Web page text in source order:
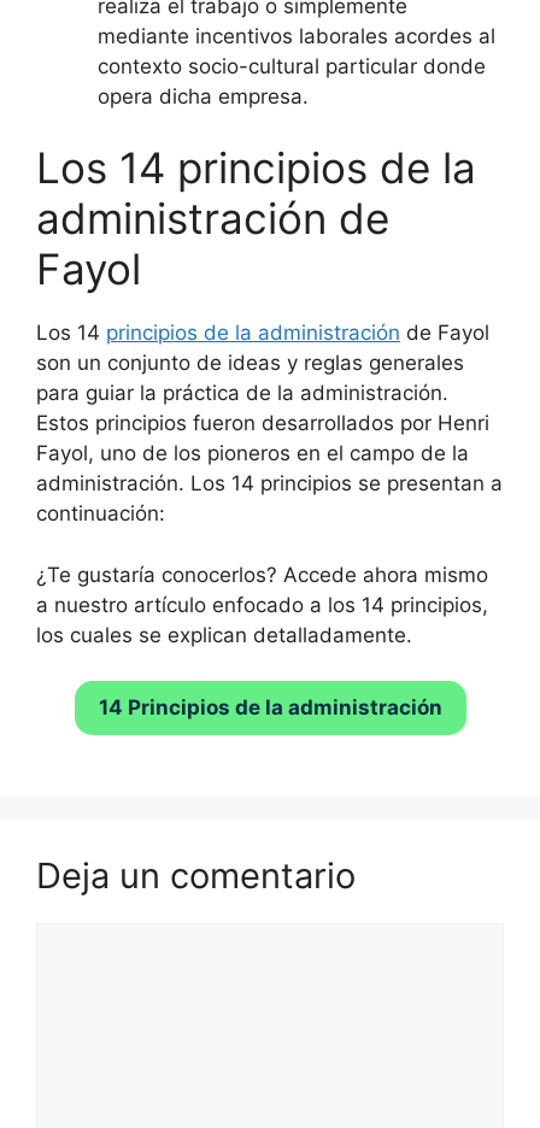
realiza el trabajo o simplemente
mediante incentivos laborales acordes al
contexto socio-cultural particular donde
opera dicha empresa.
Los 14 principios de la
administración de
Fayol
Los 14 principios de la administración de Fayol
son un conjunto de ideas y reglas generales
para guiar la práctica de la administración.
Estos principios fueron desarrollados por Henri
Fayol, uno de los pioneros en el campo de la
administración. Los 14 principios se presentan a
continuación:
¿Te gustaría conocerlos? Accede ahora mismo
a nuestro artículo enfocado a los 14 principios,
los cuales se explican detalladamente.
14 Principios de la administración
Deja un comentario